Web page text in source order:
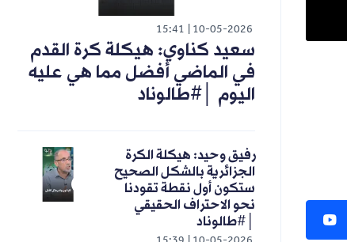
10-05-2026
15:41
سعيد كناوي: هيكلة كرة القدم
في الماضي أفضل مما هي عليه
اليوم │#طالوناد
رفيق وحيد: هيكلة الكرة
الجزائرية بالشكل الصحيح
ستكون أول نقطة تقودنا
نحو الاحتراف الحقيقي
│#طالوناد